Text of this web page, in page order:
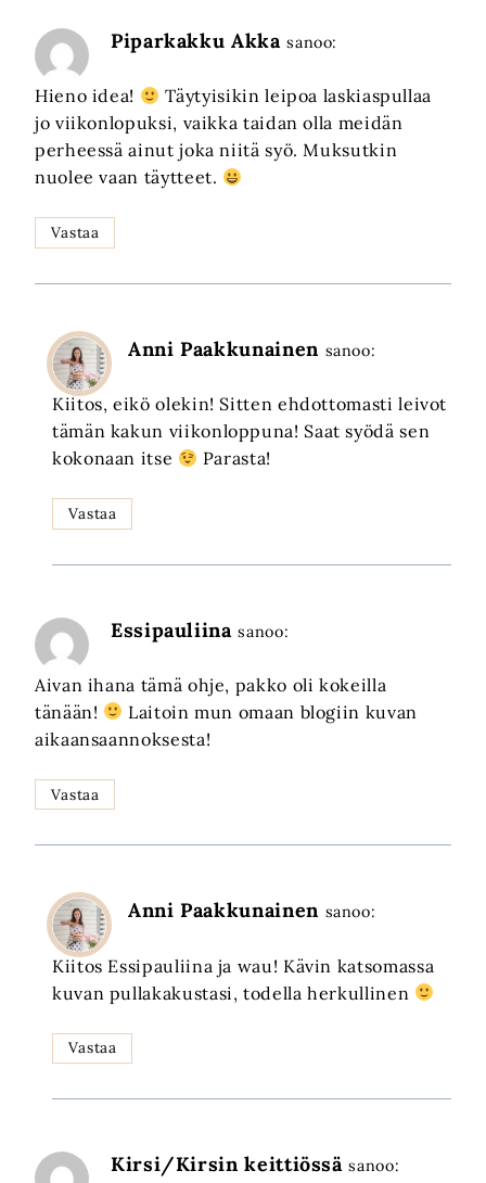
Piparkakku Akka sanoo:
Hieno idea!
Täytyisikin leipoa laskiaspullaa
jo viikonlopuksi, vaikka taidan olla meidän
perheessä ainut joka niitä syö. Muksutkin
nuolee vaan täytteet.
Vastaa
Anni Paakkunainen sanoo:
Kiitos, eikö olekin! Sitten ehdottomasti leivot
tämän kakun viikonloppuna! Saat syödä sen
kokonaan itse
Parasta!
Vastaa
Essipauliina sanoo:
Aivan ihana tämä ohje, pakko oli kokeilla
tänään!
Laitoin mun omaan blogiin kuvan
aikaansaannoksesta!
Vastaa
Anni Paakkunainen sanoo:
Kiitos Essipauliina ja wau! Kävin katsomassa
kuvan pullakakustasi, todella herkullinen
Vastaa
Kirsi/Kirsin keittiössä sanoo: